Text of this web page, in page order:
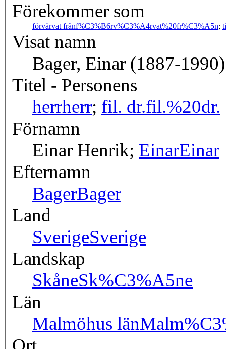
Förekommer som
förvärvat frånf%C3%B6rv%C3%A4rvat%20fr%C3%A5n;
Visat namn
Bager, Einar (1887-1990)
Titel - Personens
herrherr; fil. dr.fil.%20dr.
Förnamn
Einar Henrik; EinarEinar
Efternamn
BagerBager
Land
SverigeSverige
Landskap
SkåneSk%C3%A5ne
Län
Malmöhus län